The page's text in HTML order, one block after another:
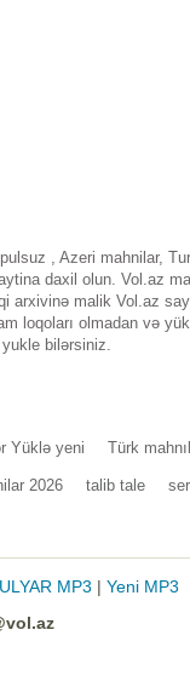
, Azeri mahnilar,
daxil olun. Vol.az
arxivinə malik Vol.az
loqoları olmadan və
bilərsiniz.
Yüklə yeni Türk
2026 talib tale
MP3 | Yeni MP3